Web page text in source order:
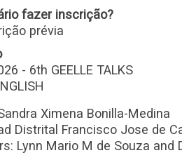
fazer inscrição?
prévia
- 6th GEELLE TALKS
Ximena Bonilla-Medina
Distrital Francisco Jose de
Lynn Mario M de Souza and